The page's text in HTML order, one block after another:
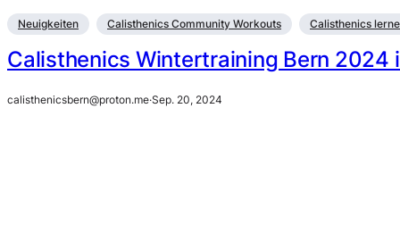
Neuigkeiten Calisthenics Community Workouts Calisthenics
Calisthenics Wintertraining Bern 2024
calisthenicsbern@proton.me·Sep. 20, 2024